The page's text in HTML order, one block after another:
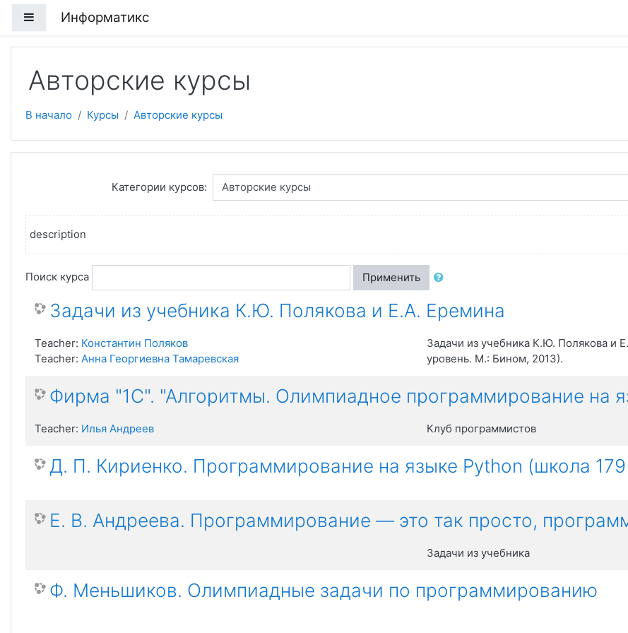
Боковая панель
Информатикс
Авторские курсы
В начало Курсы Авторские курсы
Категории курсов:
description
Поиск курса Применить
Задачи из учебника К.Ю. Полякова и Е.А. Еремина
Задачи из учебника К.Ю. Полякова и
уровень. М.: Бином, 2013).
Teacher: Константин Поляков
Teacher: Анна Георгиевна Тамаревская
Фирма "1С". "Алгоритмы. Олимпиадное программирование на
Клуб программистов
Teacher: Илья Андреев
Д. П. Кириенко. Программирование на языке Python (школа
Е. В. Андреева. Программирование — это так просто,
Задачи из учебника
Ф. Меньшиков. Олимпиадные задачи по программированию